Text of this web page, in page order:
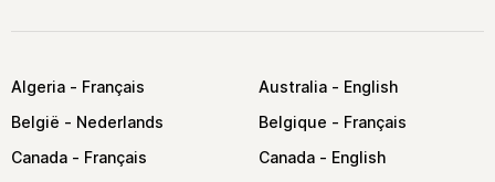
Algeria
Australia
België
Belgique
Canada
Canada